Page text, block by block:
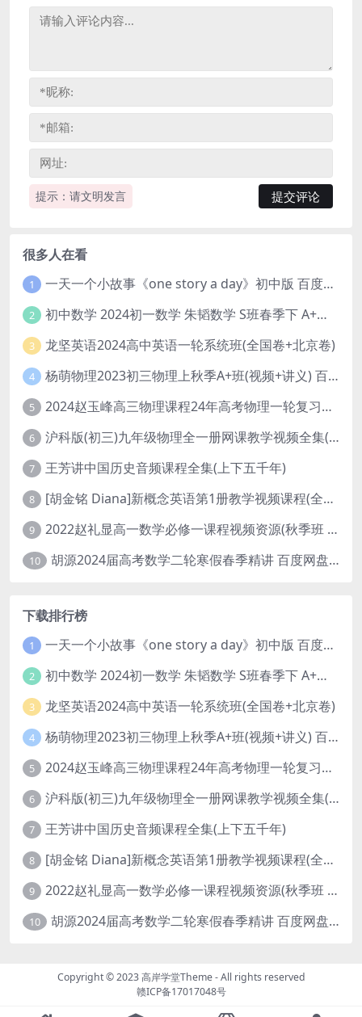
提示：请文明发言
很多人在看
1 一天一个小故事《one story a day》初中版 百度网盘分享下载
2 初中数学 2024初一数学 朱韬数学 S班春季下 A+班春季下 百度云网盘
3 龙坚英语2024高中英语一轮系统班(全国卷+北京卷)
4 杨萌物理2023初三物理上秋季A+班(视频+讲义) 百度网盘分享
5 2024赵玉峰高三物理课程24年高考物理一轮复习网课教程
6 沪科版(初三)九年级物理全一册网课教学视频全集(录播版 杜春雨 66讲)
7 王芳讲中国历史音频课程全集(上下五千年)
8 [胡金铭 Diana]新概念英语第1册教学视频课程(全集 百度网盘下载)
9 2022赵礼显高一数学必修一课程视频资源(秋季班 含讲义)百度网盘云
10 胡源2024届高考数学二轮寒假春季精讲 百度网盘分享
下载排行榜
1 一天一个小故事《one story a day》初中版 百度网盘分享下载
2 初中数学 2024初一数学 朱韬数学 S班春季下 A+班春季下 百度云网盘
3 龙坚英语2024高中英语一轮系统班(全国卷+北京卷)
4 杨萌物理2023初三物理上秋季A+班(视频+讲义) 百度网盘分享
5 2024赵玉峰高三物理课程24年高考物理一轮复习网课教程
6 沪科版(初三)九年级物理全一册网课教学视频全集(录播版 杜春雨 66讲)
7 王芳讲中国历史音频课程全集(上下五千年)
8 [胡金铭 Diana]新概念英语第1册教学视频课程(全集 百度网盘下载)
9 2022赵礼显高一数学必修一课程视频资源(秋季班 含讲义)百度网盘云
10 胡源2024届高考数学二轮寒假春季精讲 百度网盘分享
Copyright © 2023高岸学堂Theme- All rights reserved
赣ICP备17017048号